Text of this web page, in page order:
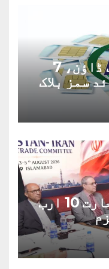
پی ٹی اے کا بڑا کریک ڈاؤن، 7
پاک ایران دوطرفہ تجارت 10 ارب